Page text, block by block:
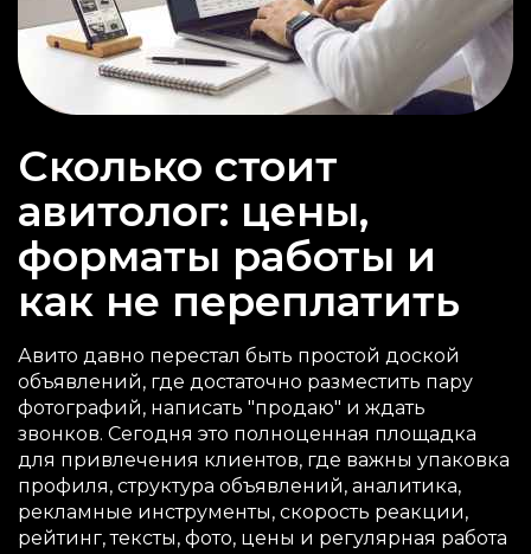
Сколько стоит
авитолог: цены,
форматы работы и
как не переплатить
Авито давно перестал быть простой доской
объявлений, где достаточно разместить пару
фотографий, написать "продаю" и ждать
звонков. Сегодня это полноценная площадка
для привлечения клиентов, где важны упаковка
профиля, структура объявлений, аналитика,
рекламные инструменты, скорость реакции,
рейтинг, тексты, фото, цены и регулярная работа